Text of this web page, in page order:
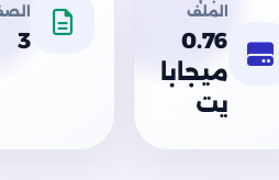
الملف
0.76
ميجابا
يت
3